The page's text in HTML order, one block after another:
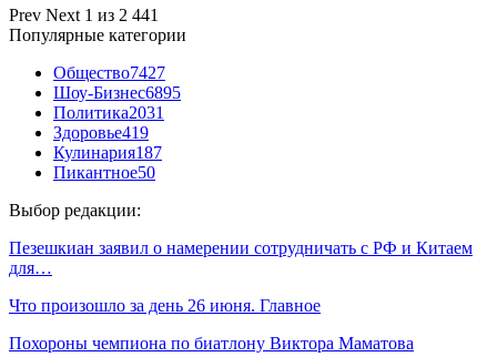
Prev Next 1 из 2 441
Популярные категории
Общество7427
Шоу-Бизнес6895
Политика2031
Здоровье419
Кулинария187
Пикантное50
Выбор редакции:
Пезешкиан заявил о намерении сотрудничать с РФ и Китаем
для…
Что произошло за день 26 июня. Главное
Похороны чемпиона по биатлону Виктора Маматова